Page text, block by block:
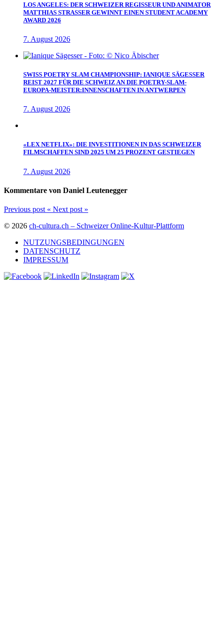
LOS ANGELES: DER SCHWEIZER REGISSEUR UND ANIMATOR
MATTHIAS STRASSER GEWINNT EINEN STUDENT ACADEMY
AWARD 2026
7. August 2026
SWISS POETRY SLAM CHAMPIONSHIP: IANIQUE SÄGESSER
REIST 2027 FÜR DIE SCHWEIZ AN DIE POETRY-SLAM-
EUROPA-MEISTER:INNENSCHAFTEN IN ANTWERPEN
7. August 2026
«LEX NETFLIX»: DIE INVESTITIONEN IN DAS SCHWEIZER
FILMSCHAFFEN SIND 2025 UM 25 PROZENT GESTIEGEN
7. August 2026
Kommentare von Daniel Leutenegger
Previous post « Next post »
© 2026 ch-cultura.ch – Schweizer Online-Kultur-Plattform
NUTZUNGSBEDINGUNGEN
DATENSCHUTZ
IMPRESSUM